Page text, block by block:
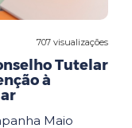
707 visualizações
Tutelar
à
Maio